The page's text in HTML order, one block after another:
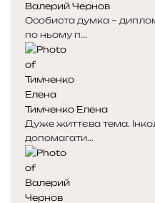
а
а
Валерий Чернов
Особиста думка –
по ньому п...
Тимченко Елена
Дуже життєва тема.
допомагати...